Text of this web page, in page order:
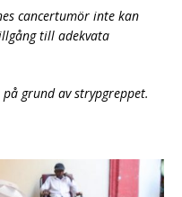
cancertumör inte kan
till adekvata
grund av strypgreppet.